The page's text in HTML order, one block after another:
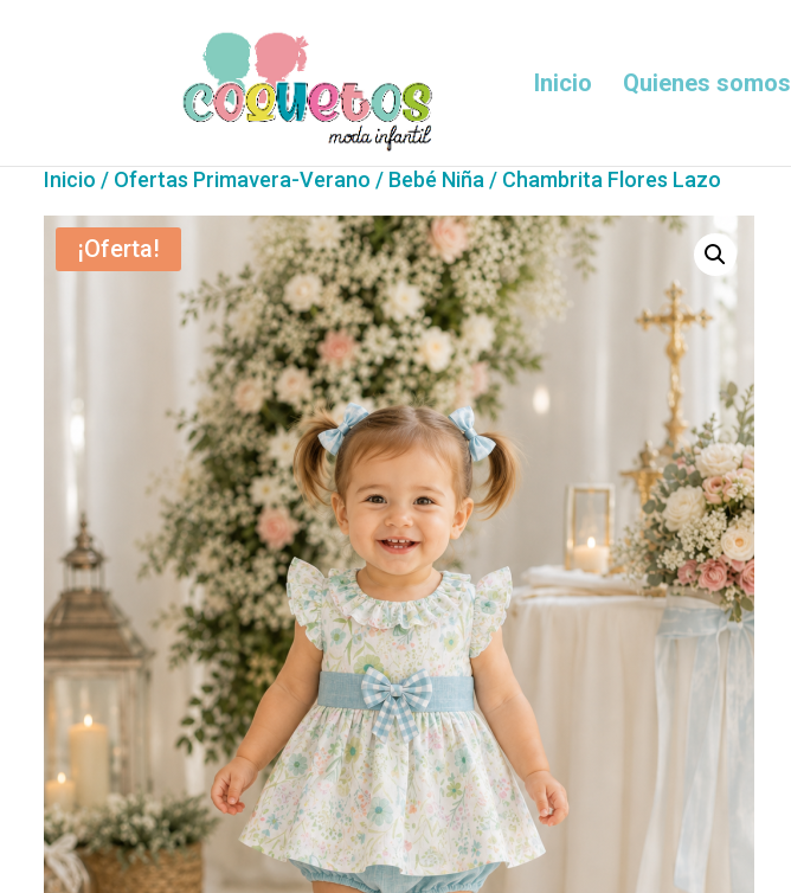
Inicio Quienes somos
Inicio / Ofertas Primavera-Verano / Bebé Niña / Chambrita Flores Lazo
¡Oferta!